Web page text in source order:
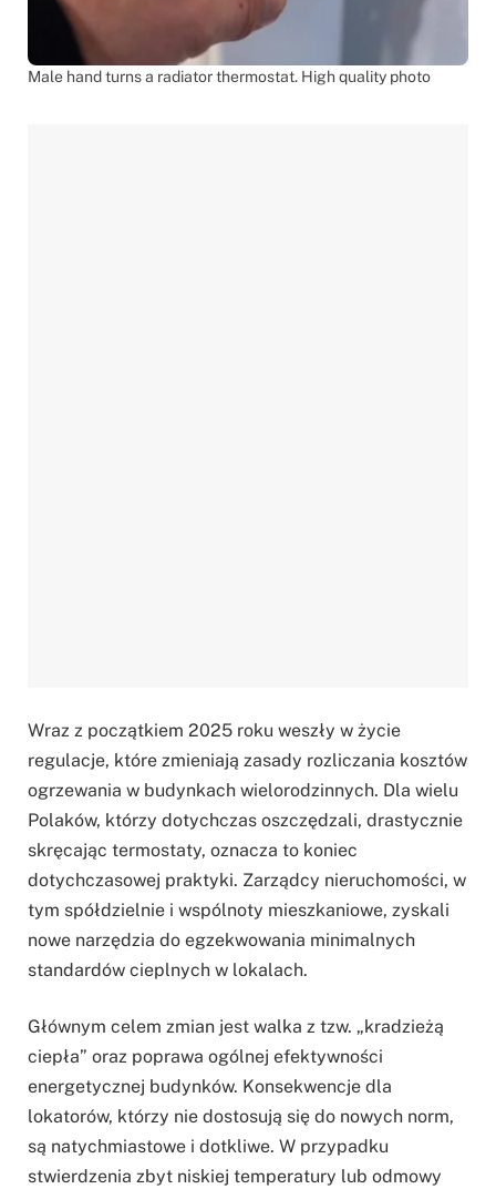
Male hand turns a radiator thermostat. High quality photo
Wraz z początkiem 2025 roku weszły w życie
regulacje, które zmieniają zasady rozliczania kosztów
ogrzewania w budynkach wielorodzinnych. Dla wielu
Polaków, którzy dotychczas oszczędzali, drastycznie
skręcając termostaty, oznacza to koniec
dotychczasowej praktyki. Zarządcy nieruchomości, w
tym spółdzielnie i wspólnoty mieszkaniowe, zyskali
nowe narzędzia do egzekwowania minimalnych
standardów cieplnych w lokalach.
Głównym celem zmian jest walka z tzw. „kradzieżą
ciepła” oraz poprawa ogólnej efektywności
energetycznej budynków. Konsekwencje dla
lokatorów, którzy nie dostosują się do nowych norm,
są natychmiastowe i dotkliwe. W przypadku
stwierdzenia zbyt niskiej temperatury lub odmowy